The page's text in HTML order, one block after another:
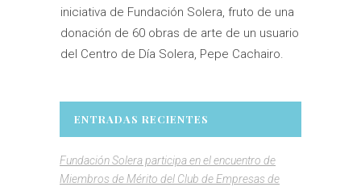
iniciativa de Fundación Solera, fruto de una
donación de 60 obras de arte de un usuario
del Centro de Día Solera, Pepe Cachairo.
ENTRADAS RECIENTES
Fundación Solera participa en el encuentro de
Miembros de Mérito del Club de Empresas de